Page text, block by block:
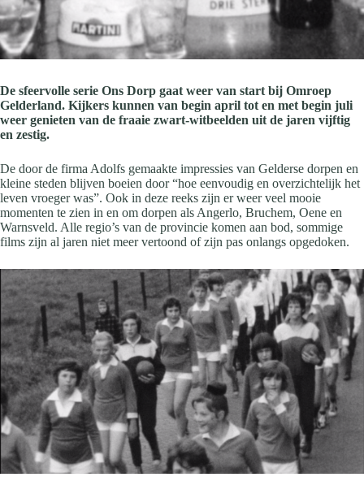
De sfeervolle serie Ons Dorp gaat weer van start bij Omroep
Gelderland. Kijkers kunnen van begin april tot en met begin juli
weer genieten van de fraaie zwart-witbeelden uit de jaren vijftig
en zestig.
De door de firma Adolfs gemaakte impressies van Gelderse dorpen en
kleine steden blijven boeien door “hoe eenvoudig en overzichtelijk het
leven vroeger was”. Ook in deze reeks zijn er weer veel mooie
momenten te zien in en om dorpen als Angerlo, Bruchem, Oene en
Warnsveld. Alle regio’s van de provincie komen aan bod, sommige
films zijn al jaren niet meer vertoond of zijn pas onlangs opgedoken.